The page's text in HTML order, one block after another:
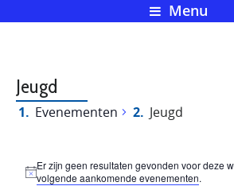
Menu
Jeugd
Evenementen Jeugd
Evenementen
Bericht
Er zijn geen resultaten gevonden voor deze
volgende aankomende evenementen.